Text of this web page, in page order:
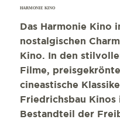
HARMONIE KINO
Das Harmonie Kino
nostalgischen
Kino. In den
Filme,
cineastische
Friedrichsbau
Bestandteil der